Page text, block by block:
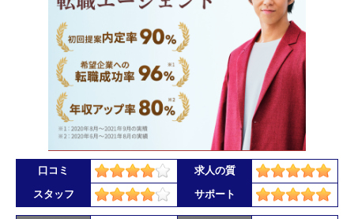
口コミ
求人の質
スタッフ
サポート